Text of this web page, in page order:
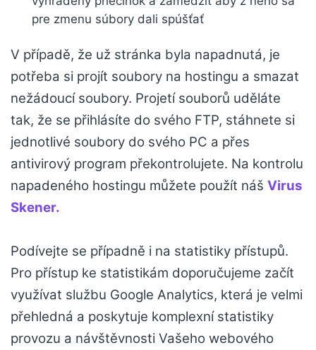
pre zmenu súbory dali spúšťať
V případě, že už stránka byla napadnutá, je
potřeba si projít soubory na hostingu a smazat
nežádoucí soubory. Projetí souborů uděláte
tak, že se přihlásíte do svého FTP, stáhnete si
jednotlivé soubory do svého PC a přes
antivirový program překontrolujete. Na kontrolu
napadeného hostingu můžete použít náš Virus
Skener.
Podívejte se případně i na statistiky přístupů.
Pro přístup ke statistikám doporučujeme začít
využívat službu Google Analytics, která je velmi
přehledná a poskytuje komplexní statistiky
provozu a návštěvnosti Vašeho webového